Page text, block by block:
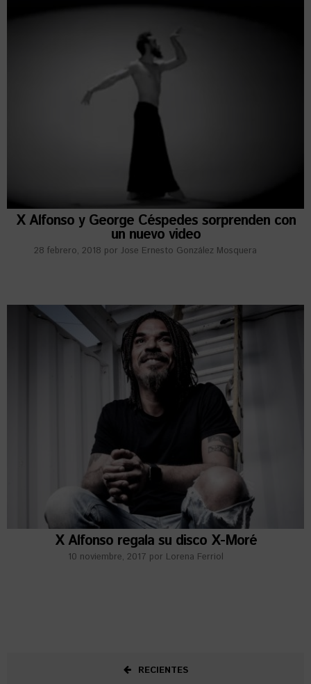
X Alfonso y George Céspedes sorprenden con
un nuevo video
28 febrero, 2018 por Jose Ernesto González Mosquera
X Alfonso regala su disco X-Moré
10 noviembre, 2017 por Lorena Ferriol
RECIENTES